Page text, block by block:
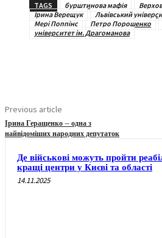
TAGS бурштинова мафія
Ірина Верещук
Львівський
Мері Поппінс
Петро Порошенко
університет ім. Драгоманова
Previous article
Ірина Геращенко – одна з
найвідоміших народних депутаток
Де військові можуть пройти
кращі центри у Києві та області
14.11.2025